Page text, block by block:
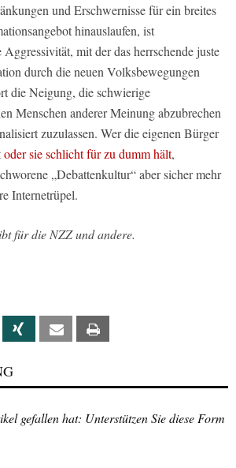
und Erschwernisse für ein breites
hinauslaufen, ist
mit der das herrschende juste
durch die neuen Volksbewegungen
die Neigung, die schwierige
Menschen anderer Meinung abzubrechen
zuzulassen. Wer die eigenen Bürger
oder sie schlicht für zu dumm hält,
„Debattenkultur“ aber sicher mehr
Internetrüpel.
für die NZZ und andere.
Linkedin Xing Email
gefallen hat: Unterstützen Sie diese Form